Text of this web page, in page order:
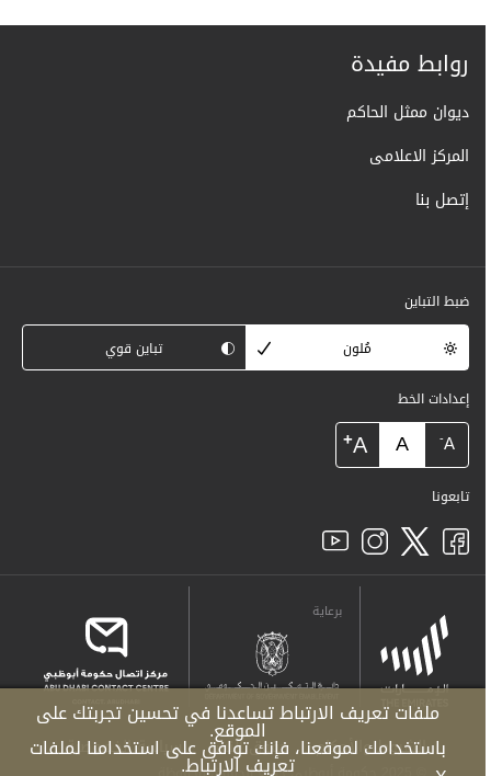
روابط مفيدة
ديوان ممثل الحاكم
المركز الاعلامى
إتصل بنا
ضبط التباين
مُلون
تباين قوي
إعدادات الخط
A
-
A
A
+
تابعونا
برعاية
الشروط والأحكام حقوق النشر سياسة الخصوصية
ملفات تعريف الارتباط تساعدنا في تحسين تجربتك على
الموقع.
باستخدامك لموقعنا، فإنك توافق على استخدامنا لملفات
تعريف الارتباط.